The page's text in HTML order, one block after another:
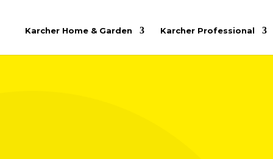
Karcher Home & Garden Karcher Professional